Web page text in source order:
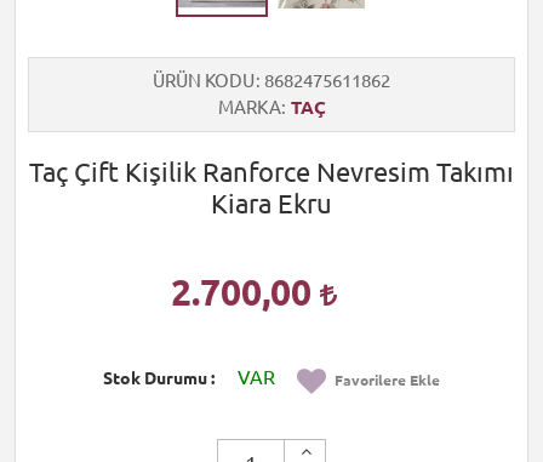
ÜRÜN KODU 8682475611862
MARKA TAÇ
Taç Çift Kişilik Ranforce Nevresim Takımı
Kiara Ekru
2.700,00
Stok Durumu VAR Favorilere Ekle